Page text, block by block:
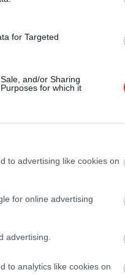
for Targeted
and/or Sharing
for which it
to advertising like cookies on
for online advertising
advertising.
to analytics like cookies on
olyan
a
konfliktus.
beszerezni.